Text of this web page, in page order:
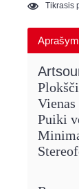
Tikrasis
Vienas
Puiki